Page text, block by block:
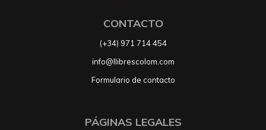
CONTACTO
(+34) 971 714 454
info@llibrescolom.com
Formulario de contacto
PÁGINAS LEGALES